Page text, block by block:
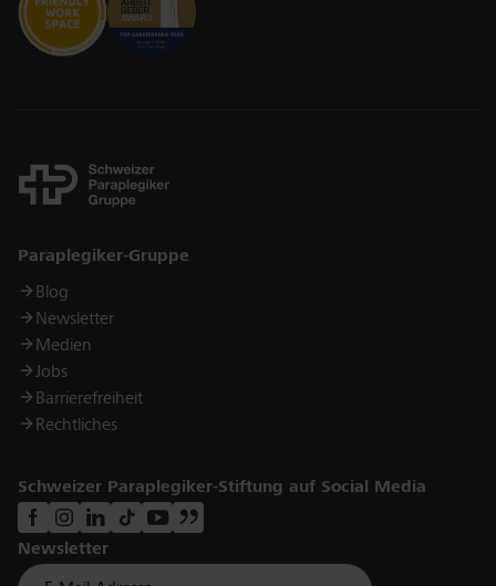
Links
Paraplegiker-Gruppe
Blog
Newsletter
Medien
Jobs
Barrierefreiheit
Rechtliches
Schweizer Paraplegiker-Stiftung auf Social Media
Newsletter